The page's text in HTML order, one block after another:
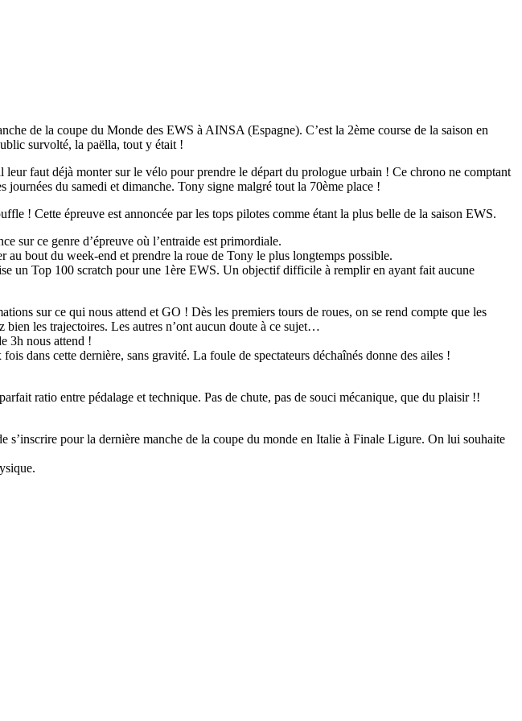
de la coupe du Monde des EWS à AINSA (Espagne). C’est la 2ème course de la saison en
survolté, la paëlla, tout y était !
faut déjà monter sur le vélo pour prendre le départ du prologue urbain ! Ce chrono ne comptant
du samedi et dimanche. Tony signe malgré tout la 70ème place !
! Cette épreuve est annoncée par les tops pilotes comme étant la plus belle de la saison EWS.
sur ce genre d’épreuve où l’entraide est primordiale.
au bout du week-end et prendre la roue de Tony le plus longtemps possible.
un Top 100 scratch pour une 1ère EWS. Un objectif difficile à remplir en ayant fait aucune
sur ce qui nous attend et GO ! Dès les premiers tours de roues, on se rend compte que les
bien les trajectoires. Les autres n’ont aucun doute à ce sujet…
3h nous attend !
dans cette dernière, sans gravité. La foule de spectateurs déchaînés donne des ailes !
ratio entre pédalage et technique. Pas de chute, pas de souci mécanique, que du plaisir !!
s’inscrire pour la dernière manche de la coupe du monde en Italie à Finale Ligure. On lui souhaite